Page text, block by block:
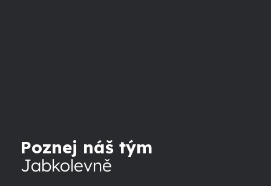
Poznej náš tým
Jabkolevně